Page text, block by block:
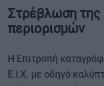
Στρέβλωση της
περιορισμών
Η Επιτροπή
Ε.Ι.Χ. με οδηγό